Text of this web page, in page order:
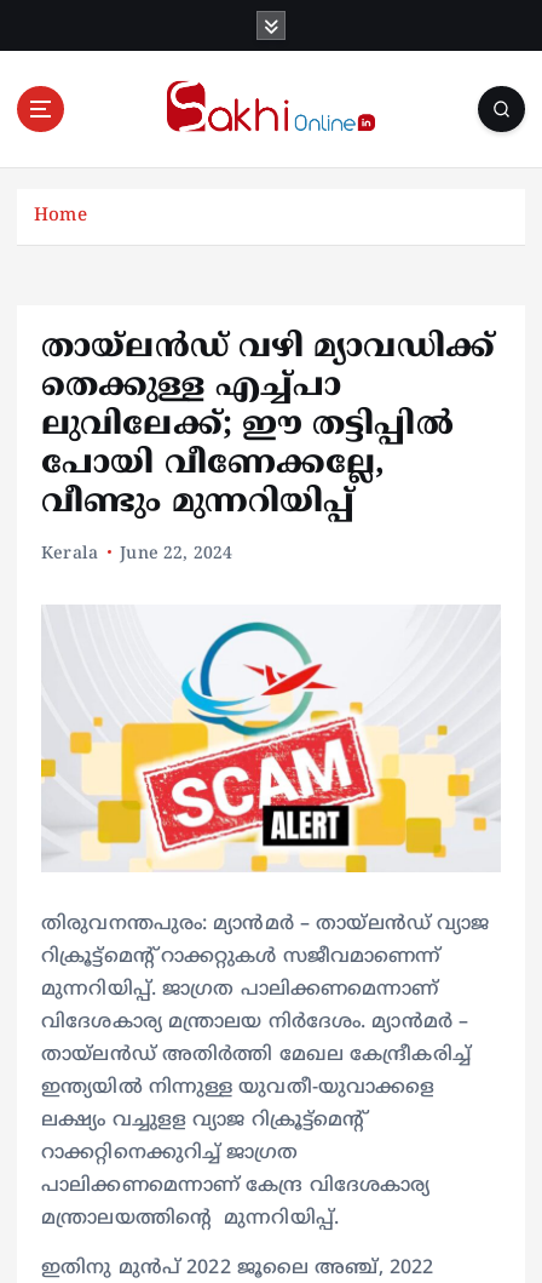
Online News Portal
Home
തായ്‌ലൻഡ് വഴി മ്യാവഡിക്ക്
തെക്കുള്ള എച്ച്‌പാ
ലുവിലേക്ക്; ഈ തട്ടിപ്പിൽ
പോയി വീണേക്കല്ലേ,
വീണ്ടും മുന്നറിയിപ്പ്
Kerala June 22, 2024
തിരുവനന്തപുരം: മ്യാൻമർ – തായ്‌ലൻഡ് വ്യാജ
റിക്രൂട്ട്മെന്റ് റാക്കറ്റുകള്‍ സജീവമാണെന്ന്
മുന്നറിയിപ്പ്. ജാഗ്രത പാലിക്കണമെന്നാണ്
വിദേശകാര്യ മന്ത്രാലയ നിര്‍ദേശം. മ്യാൻമർ –
തായ്‌ലൻഡ് അതിർത്തി മേഖല കേന്ദ്രീകരിച്ച്
ഇന്ത്യയില്‍ നിന്നുള്ള യുവതീ-യുവാക്കളെ
ലക്ഷ്യം വച്ചുളള വ്യാജ റിക്രൂട്ട്മെന്റ്
റാക്കറ്റിനെക്കുറിച്ച് ജാഗ്രത
പാലിക്കണമെന്നാണ് കേന്ദ്ര വിദേശകാര്യ
മന്ത്രാലയത്തിന്റെ മുന്നറിയിപ്പ്.
ഇതിനു മുന്‍പ് 2022 ജൂലൈ അഞ്ച്, 2022